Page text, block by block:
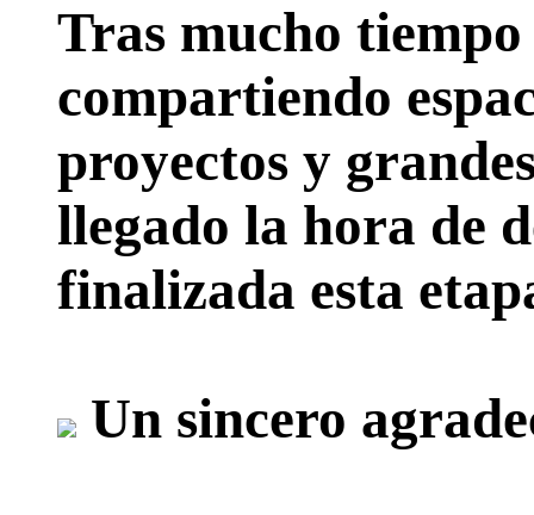
Tras mucho
compartiendo
proyectos y
llegado la hora de
finalizada esta
Un sincero